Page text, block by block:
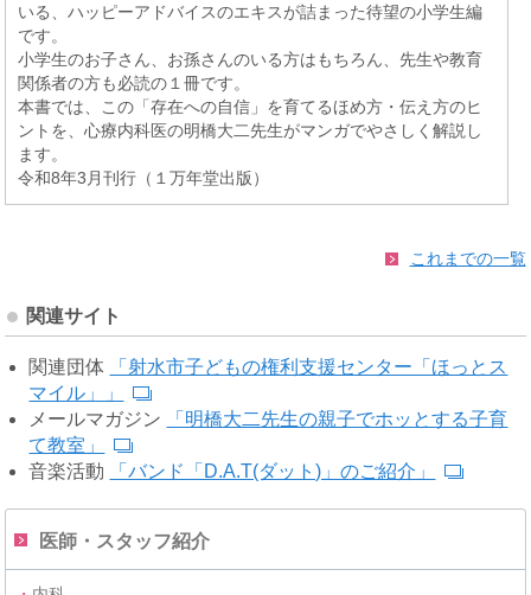
いる、ハッピーアドバイスのエキスが詰まった待望の小学生編
です。
小学生のお子さん、お孫さんのいる方はもちろん、先生や教育
関係者の方も必読の１冊です。
本書では、この「存在への自信」を育てるほめ方・伝え方のヒ
ントを、心療内科医の明橋大二先生がマンガでやさしく解説し
ます。
令和8年3月刊行（１万年堂出版）
これまでの一覧
関連サイト
関連団体
「射水市子どもの権利支援センター「ほっとス
マイル」」
メールマガジン
「明橋大二先生の親子でホッとする子育
て教室」
音楽活動
「バンド「D.A.T(ダット)」のご紹介」
医師・スタッフ紹介